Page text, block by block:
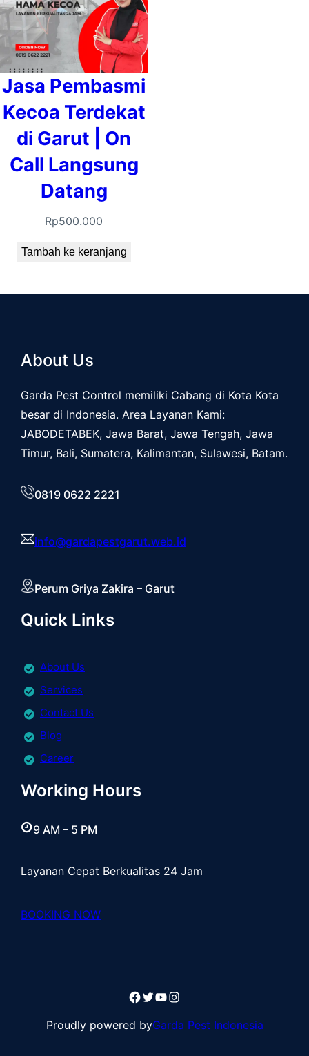
Jasa Pembasmi
Kecoa Terdekat
di Garut | On
Call Langsung
Datang
Rp500.000
Tambah ke keranjang
About Us
Garda Pest Control memiliki Cabang di Kota Kota
besar di Indonesia. Area Layanan Kami:
JABODETABEK, Jawa Barat, Jawa Tengah, Jawa
Timur, Bali, Sumatera, Kalimantan, Sulawesi, Batam.
0819 0622 2221
info@gardapestgarut.web.id
Perum Griya Zakira – Garut
Quick Links
About Us
Services
Contact Us
Blog
Career
Working Hours
9 AM – 5 PM
Layanan Cepat Berkualitas 24 Jam
BOOKING NOW
Facebook
Twitter
YouTube
Instagram
Proudly powered byGarda Pest Indonesia